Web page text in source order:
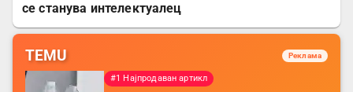
се станува интелектуалец
TEMU Реклама
#1 Најпродаван артикл